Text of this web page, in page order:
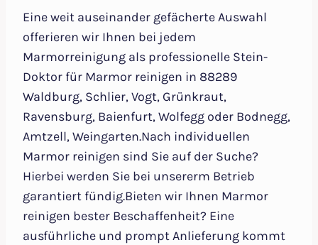
Eine weit auseinander gefächerte Auswahl
offerieren wir Ihnen bei jedem
Marmorreinigung als professionelle Stein-
Doktor für Marmor reinigen in 88289
Waldburg, Schlier, Vogt, Grünkraut,
Ravensburg, Baienfurt, Wolfegg oder Bodnegg,
Amtzell, Weingarten.Nach individuellen
Marmor reinigen sind Sie auf der Suche?
Hierbei werden Sie bei unsererm Betrieb
garantiert fündig.Bieten wir Ihnen Marmor
reinigen bester Beschaffenheit? Eine
ausführliche und prompt Anlieferung kommt